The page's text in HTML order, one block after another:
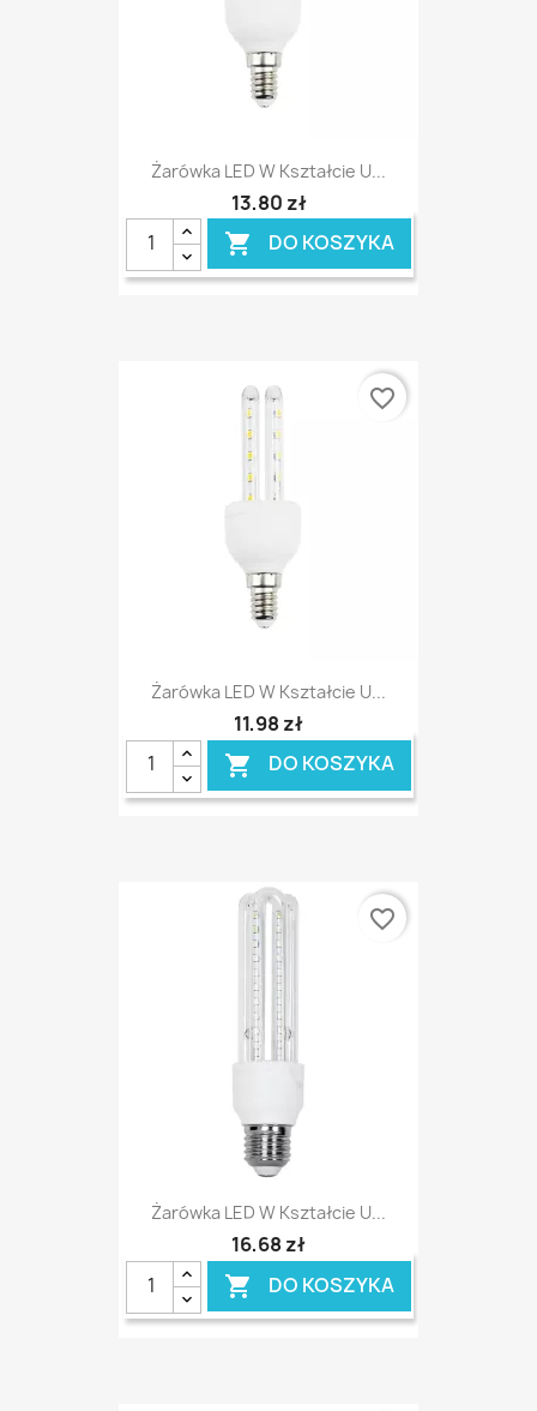
Żarówka LED W Kształcie U...
13,80 zł
 DO KOSZYKA
Żarówka LED W Kształcie U...
11,98 zł
 DO KOSZYKA
favorite_border
Żarówka LED W Kształcie U...
16,68 zł
 DO KOSZYKA
favorite_border